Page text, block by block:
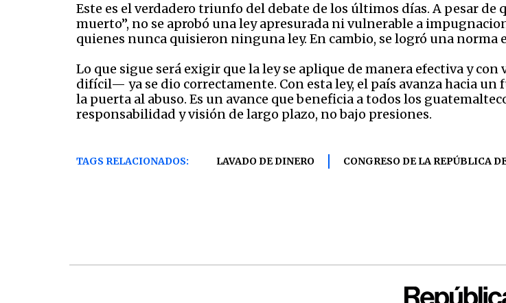
Este es el verdadero triunfo del debate de los últimos días. A pesar
muerto”, no se aprobó una ley apresurada ni vulnerable a
quienes nunca quisieron ninguna ley. En cambio, se logró una
Lo que sigue será exigir que la ley se aplique de manera efectiva y
difícil— ya se dio correctamente. Con esta ley, el país avanza hacia
la puerta al abuso. Es un avance que beneficia a todos los
responsabilidad y visión de largo plazo, no bajo presiones.
TAGS RELACIONADOS: LAVADO DE DINERO CONGRESO DE LA REPÚBLICA